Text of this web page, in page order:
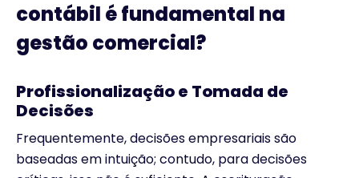
contábil é fundamental na
gestão comercial?
Profissionalização e Tomada de
Decisões
Frequentemente, decisões empresariais são
baseadas em intuição; contudo, para decisões